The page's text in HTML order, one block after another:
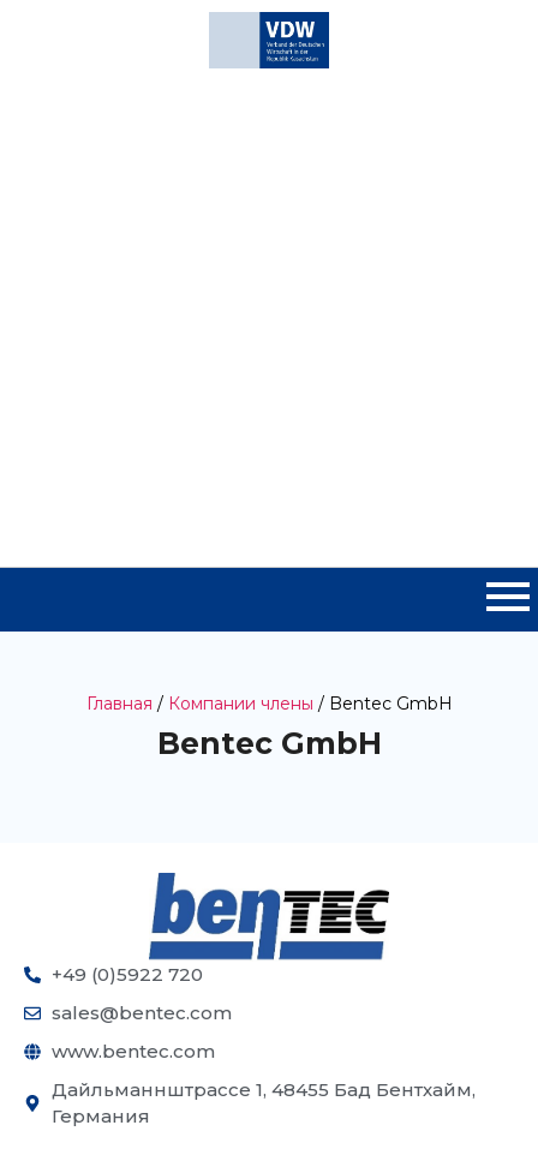
Главная / Компании члены / Bentec GmbH
Bentec GmbH
+49 (0)5922 720
sales@bentec.com
www.bentec.com
Дайльманнштрассе 1, 48455 Бад Бентхайм,
Германия